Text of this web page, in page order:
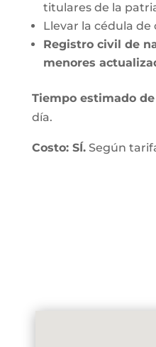
titulares de la
Llevar la cédula de
Registro civil de
menores
Tiempo estimado
día.
Costo: SÍ.Según